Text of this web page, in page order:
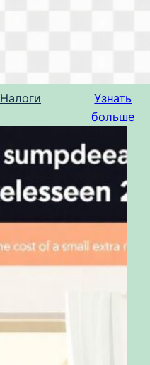
Налоги
Узнать
больше